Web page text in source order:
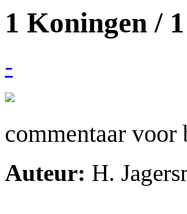
1 Koningen / 1
-
commentaar
Auteur: H.